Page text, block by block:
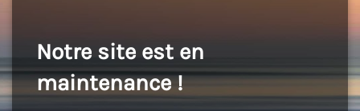
Notre site est en
maintenance !